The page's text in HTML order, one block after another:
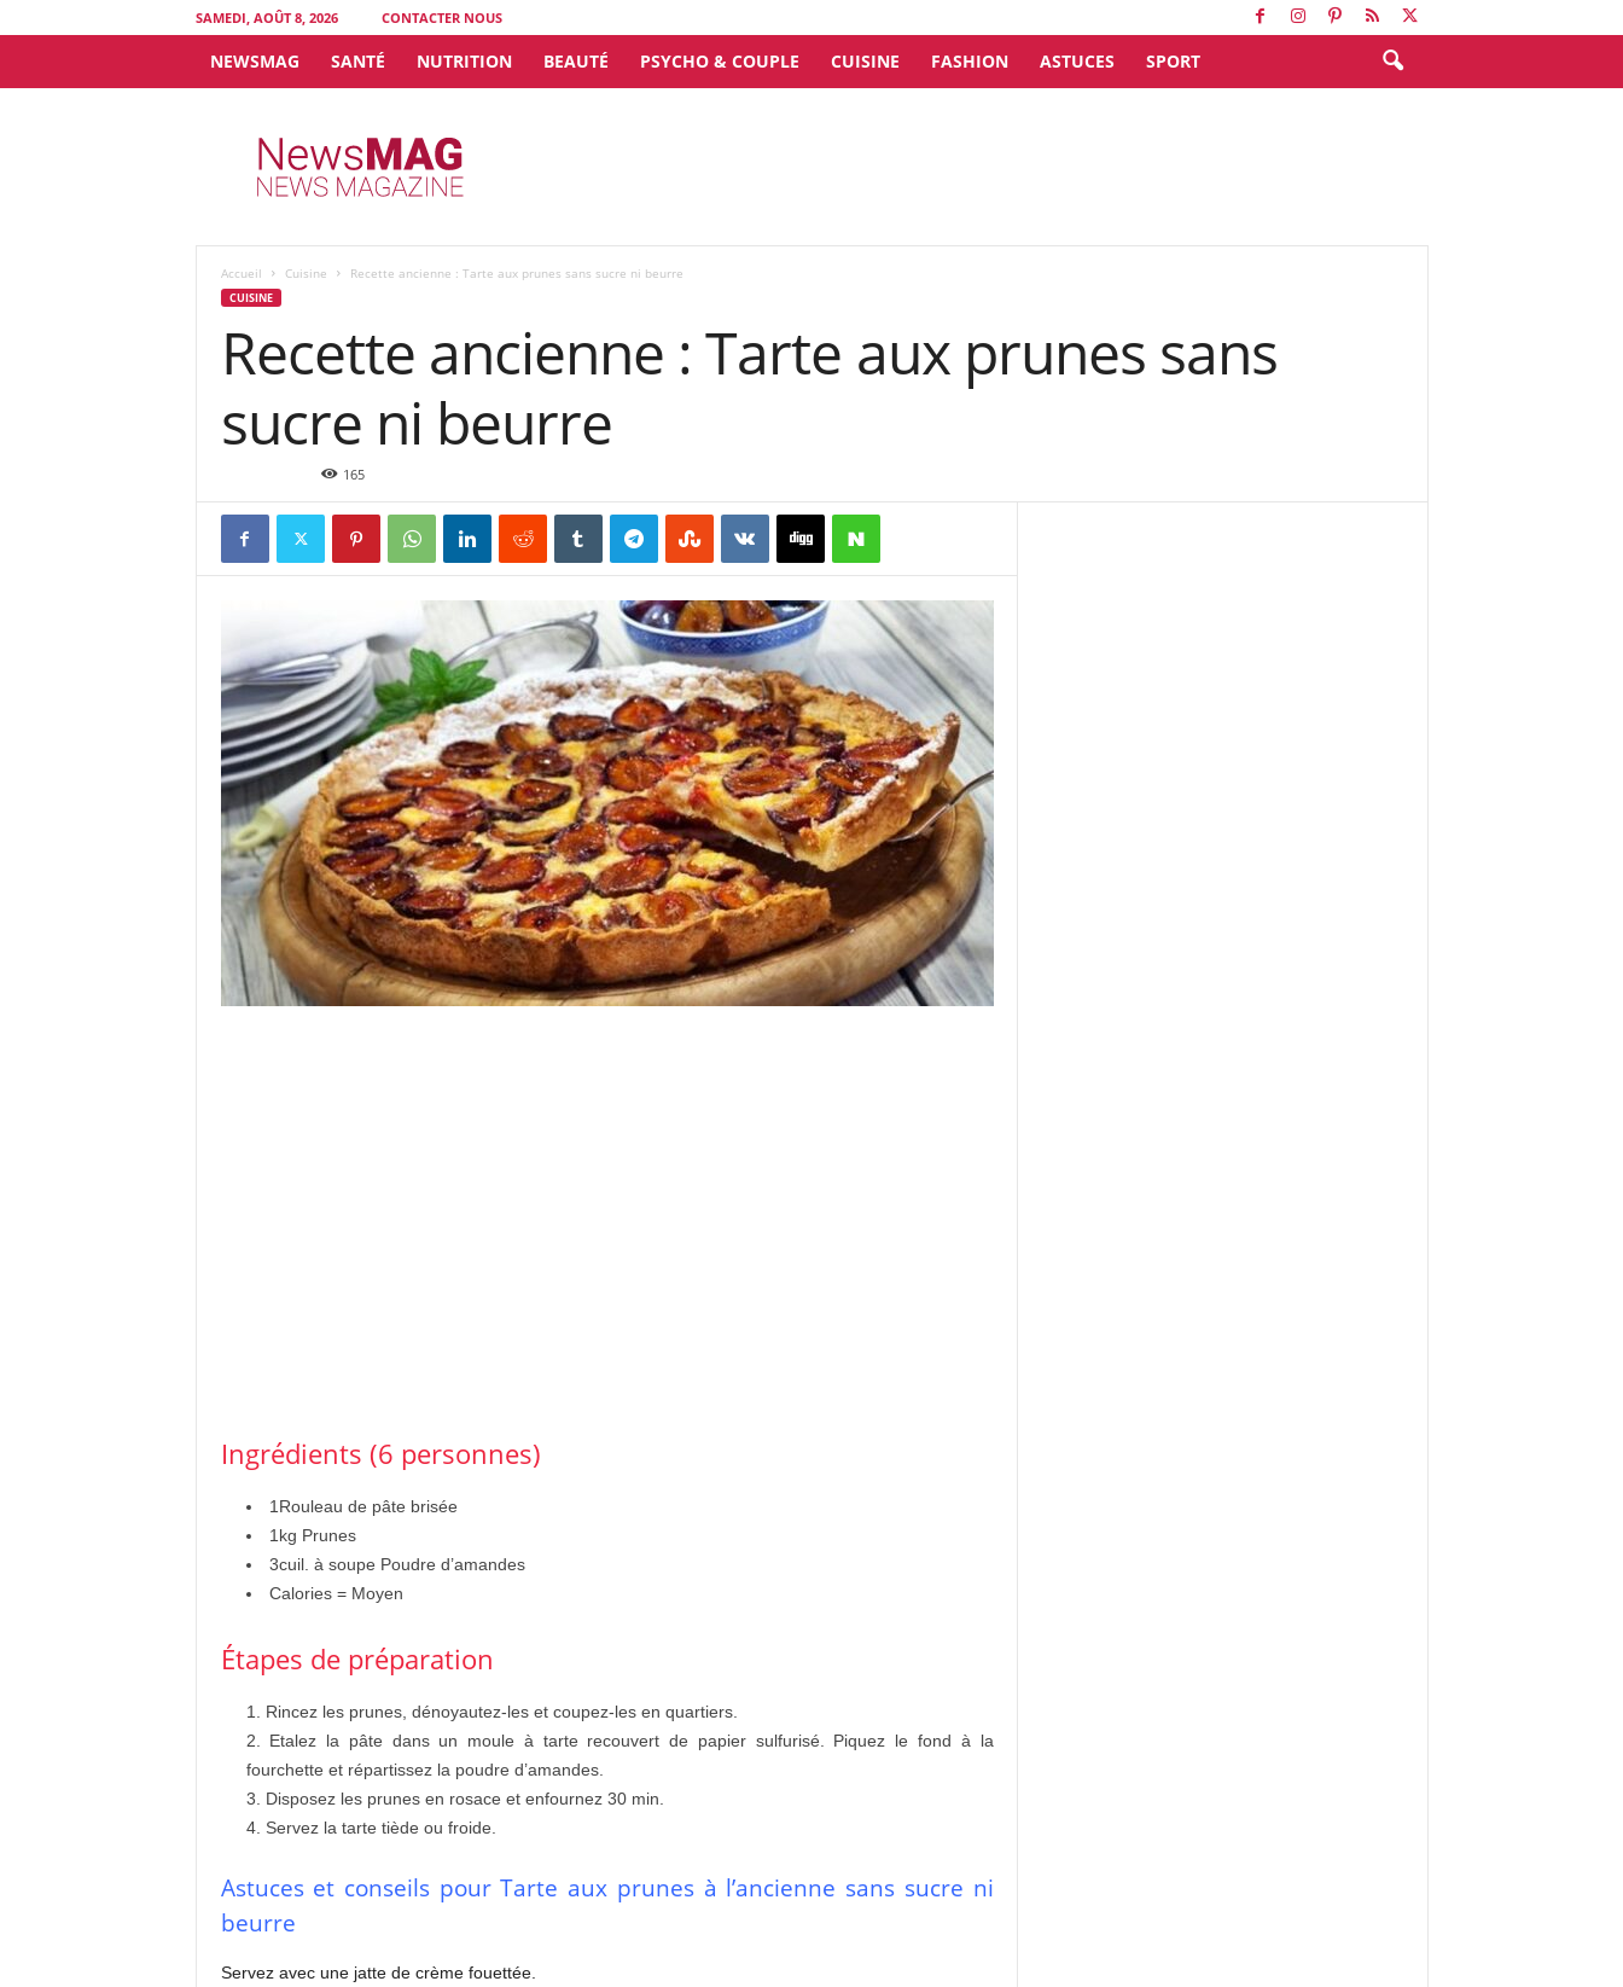
SAMEDI, AOÛT 8, 2026 CONTACTER NOUS
NEWSMAG SANTÉ NUTRITION BEAUTÉ PSYCHO & COUPLE CUISINE FASHION ASTUCES SPORT
Accueil Cuisine Recette ancienne : Tarte aux prunes sans sucre ni beurre
CUISINE
Recette ancienne : Tarte aux prunes sans
sucre ni beurre
165
Ingrédients (6 personnes)
1 Rouleau de pâte brisée
1 kg Prunes
3cuil. à soupe Poudre d’amandes
Calories = Moyen
Étapes de préparation
Rincez les prunes, dénoyautez-les et coupez-les en quartiers.
Etalez la pâte dans un moule à tarte recouvert de papier sulfurisé. Piquez le fond à la
fourchette et répartissez la poudre d’amandes.
Disposez les prunes en rosace et enfournez 30 min.
Servez la tarte tiède ou froide.
Astuces et conseils pour Tarte aux prunes à l’ancienne sans sucre ni
beurre
Servez avec une jatte de crème fouettée.